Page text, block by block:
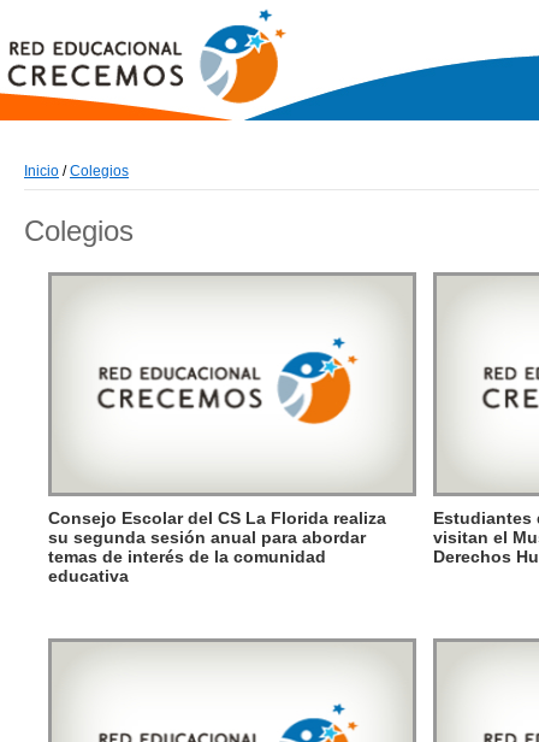
Inicio /Colegios
Colegios
Consejo Escolar del CS La Florida realiza
su segunda sesión anual para abordar
temas de interés de la comunidad
educativa
Estudiantes
visitan el
Derechos